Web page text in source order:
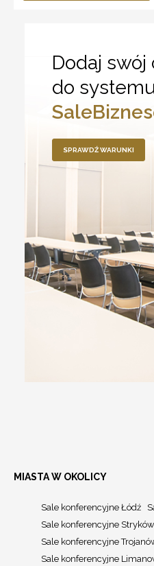
Dodaj swój
do
SPRAWDŹ WARUNKI
MIASTA W OKOLICY
Sale konferencyjne Łódź
Sale konferencyjne Stryków
Sale konferencyjne
Sale konferencyjne